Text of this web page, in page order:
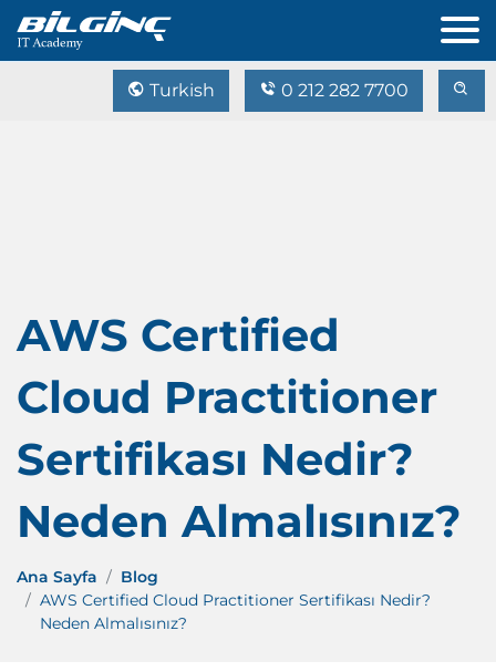
Turkish 0 212 282 7700
AWS Certified
Cloud Practitioner
Sertifikası Nedir?
Neden Almalısınız?
Ana Sayfa
Blog
AWS Certified Cloud Practitioner Sertifikası Nedir?
Neden Almalısınız?